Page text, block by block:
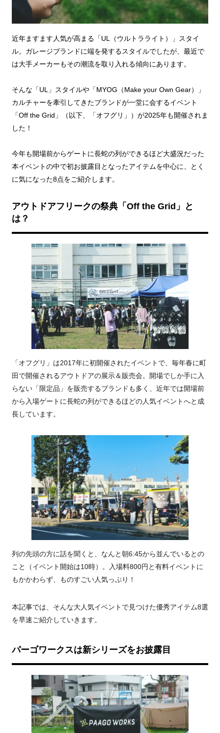
近年ますます人気が高まる「UL（ウルトラライト）」スタイ
ル。ガレージブランドに端を発するスタイルでしたが、最近で
は大手メーカーもその潮流を取り入れる傾向にあります。
そんな「UL」スタイルや「MYOG（Make your Own Gear）」
カルチャーを牽引してきたブランドが一堂に会するイベント
「Off the Grid」（以下、「オフグリ」）が2025年も開催されま
した！
今年も開場前からゲートに長蛇の列ができるほど大盛況だった
本イベントの中で初お披露目となったアイテムを中心に、とく
に気になった8点をご紹介します。
アウトドアフリークの祭典「Off the Grid」と
は？
「オフグリ」は2017年に初開催されたイベントで、毎年春に町
田で開催されるアウトドアの展示＆販売会。開場でしか手に入
らない「限定品」を販売するブランドも多く、近年では開場前
から入場ゲートに長蛇の列ができるほどの人気イベントへと成
長しています。
列の先頭の方に話を聞くと、なんと朝6:45から並んでいるとの
こと（イベント開始は10時）。入場料800円と有料イベントに
もかかわらず、ものすごい人気っぷり！
本記事では、そんな大人気イベントで見つけた優秀アイテム8選
を早速ご紹介していきます。
パーゴワークスは新シリーズをお披露目